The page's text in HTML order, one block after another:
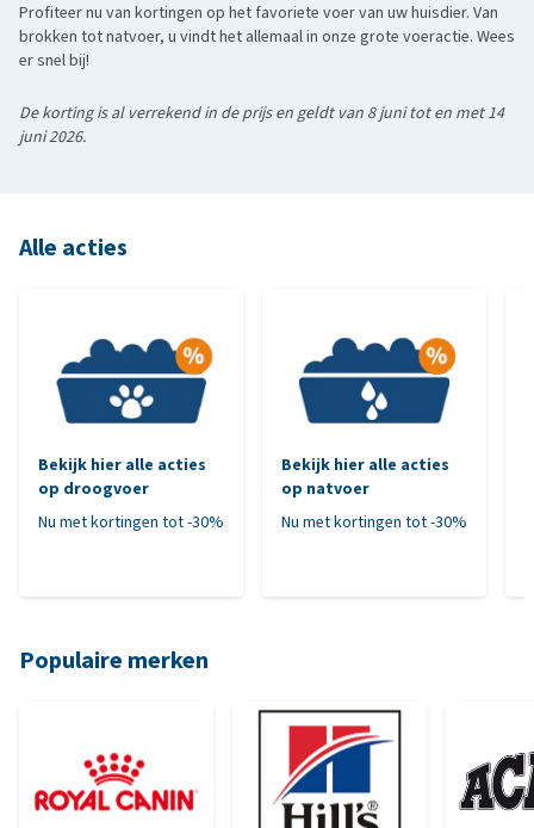
Profiteer nu van kortingen op het favoriete voer van uw huisdier. Van
brokken tot natvoer, u vindt het allemaal in onze grote voeractie. Wees
er snel bij!
De korting is al verrekend in de prijs en geldt van 8 juni tot en met 14
juni 2026.
Alle acties
Bekijk hier alle acties
op droogvoer
Nu met kortingen tot -30%
Bekijk hier alle acties
op natvoer
Nu met kortingen tot -30%
Populaire merken